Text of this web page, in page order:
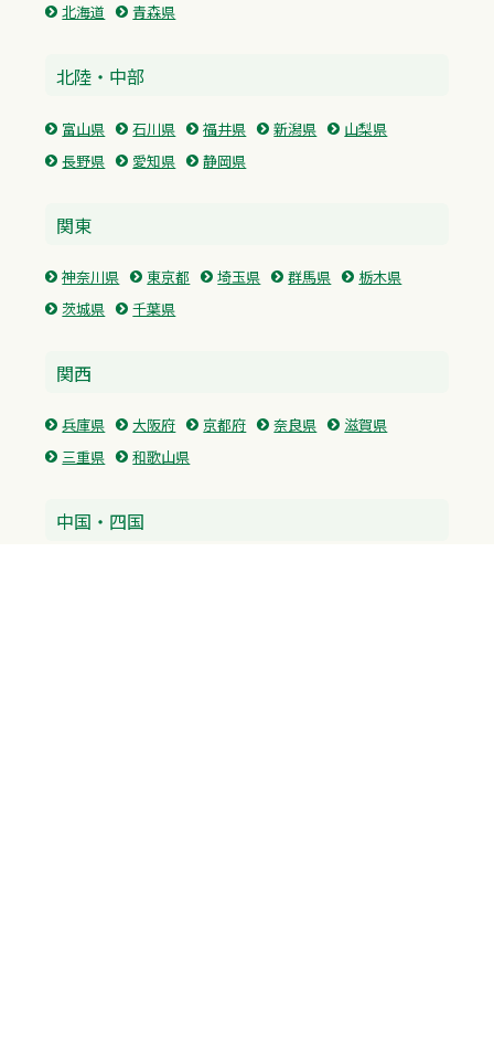
北海道 青森県
北陸・中部
富山県 石川県 福井県 新潟県
山梨県
長野県
愛知県 静岡県
関東
神奈川県 東京都 埼玉県 群馬県
栃木県
茨城県
千葉県
関西
兵庫県 大阪府 京都府 奈良県
滋賀県
三重県
和歌山県
中国・四国